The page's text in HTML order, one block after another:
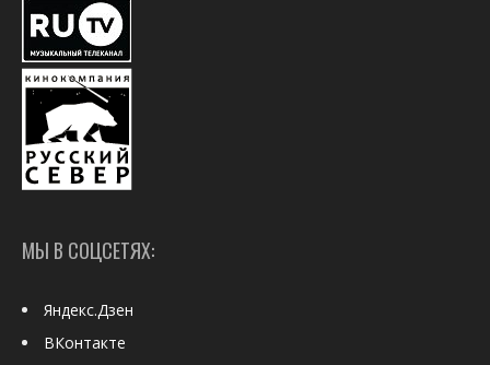
МЫ В СОЦСЕТЯХ:
Яндекс.Дзен
ВКонтакте